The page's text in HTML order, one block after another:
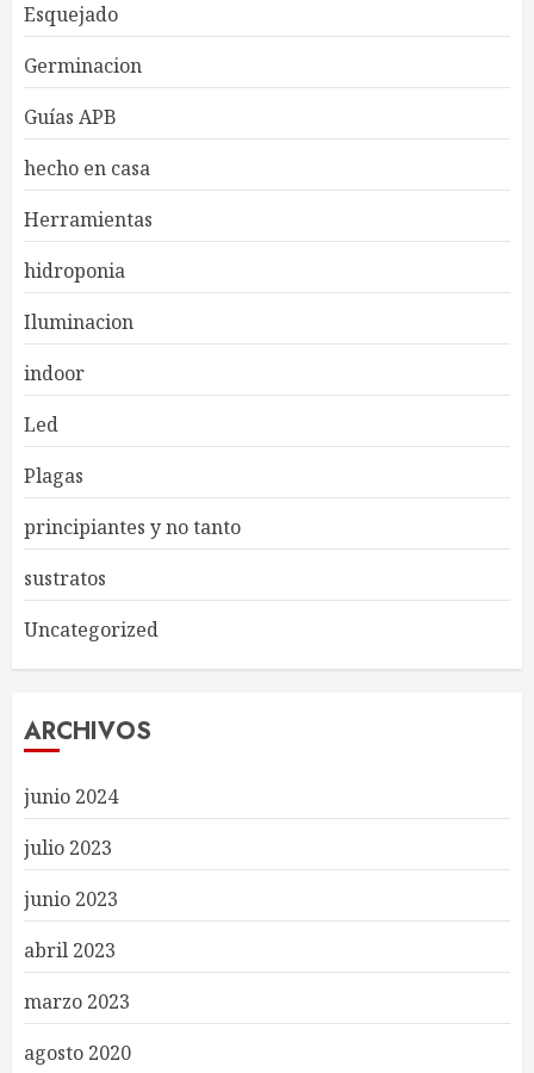
Esquejado
Germinacion
Guías APB
hecho en casa
Herramientas
hidroponia
Iluminacion
indoor
Led
Plagas
principiantes y no tanto
sustratos
Uncategorized
ARCHIVOS
junio 2024
julio 2023
junio 2023
abril 2023
marzo 2023
agosto 2020